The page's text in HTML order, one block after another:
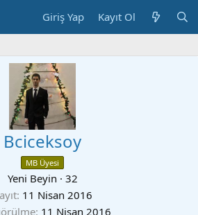
Giriş Yap Kayıt Ol
Bciceksoy
MB Üyesi
Yeni Beyin · 32
11 Nisan 2016
11 Nisan 2016